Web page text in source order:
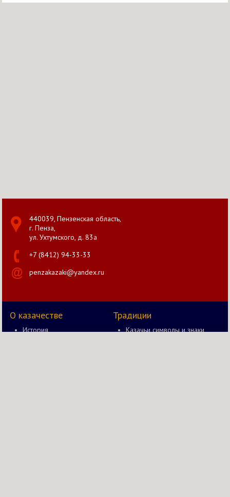
440039, Пензенская область,
г. Пенза,
ул. Ухтумского, д. 83а
+7 (8412) 94-33-33
penzakazaki@yandex.ru
О казачестве
История
Традиции
Казачьи символы и знаки